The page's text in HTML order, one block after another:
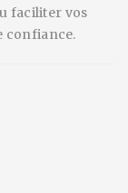
faciliter vos
confiance.